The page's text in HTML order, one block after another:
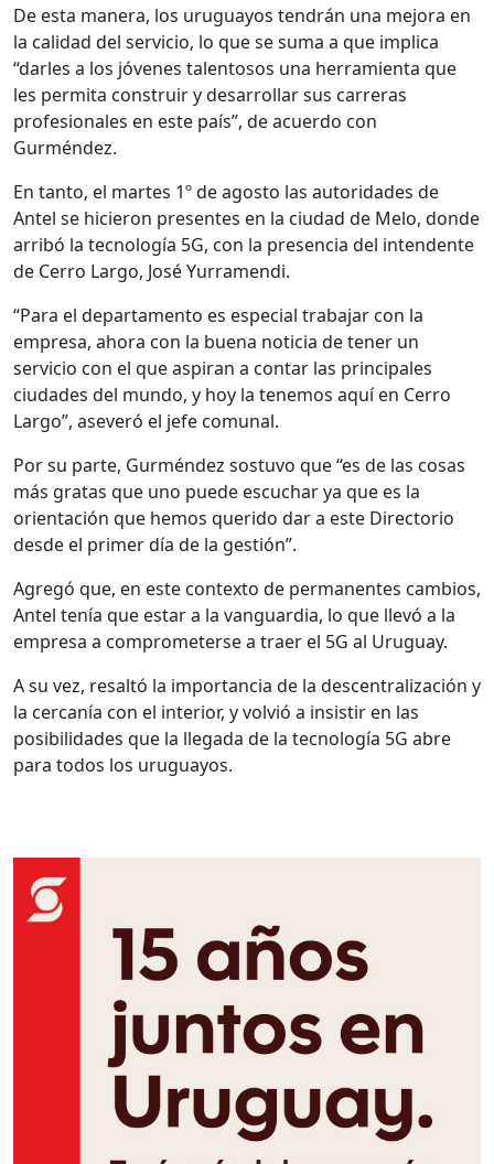
De esta manera, los uruguayos tendrán una mejora en
la calidad del servicio, lo que se suma a que implica
“darles a los jóvenes talentosos una herramienta que
les permita construir y desarrollar sus carreras
profesionales en este país”, de acuerdo con
Gurméndez.
En tanto, el martes 1º de agosto las autoridades de
Antel se hicieron presentes en la ciudad de Melo, donde
arribó la tecnología 5G, con la presencia del intendente
de Cerro Largo, José Yurramendi.
“Para el departamento es especial trabajar con la
empresa, ahora con la buena noticia de tener un
servicio con el que aspiran a contar las principales
ciudades del mundo, y hoy la tenemos aquí en Cerro
Largo”, aseveró el jefe comunal.
Por su parte, Gurméndez sostuvo que “es de las cosas
más gratas que uno puede escuchar ya que es la
orientación que hemos querido dar a este Directorio
desde el primer día de la gestión”.
Agregó que, en este contexto de permanentes cambios,
Antel tenía que estar a la vanguardia, lo que llevó a la
empresa a comprometerse a traer el 5G al Uruguay.
A su vez, resaltó la importancia de la descentralización y
la cercanía con el interior, y volvió a insistir en las
posibilidades que la llegada de la tecnología 5G abre
para todos los uruguayos.